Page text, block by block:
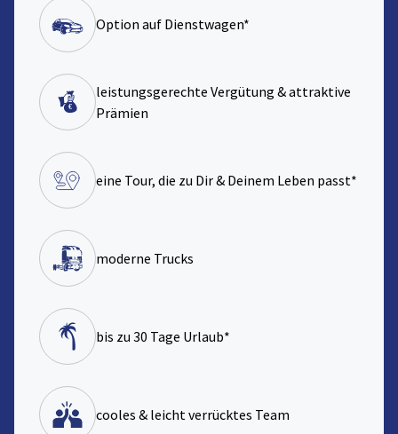
Option auf Dienstwagen*
leistungsgerechte Vergütung & attraktive
Prämien
eine Tour, die zu Dir & Deinem Leben passt*
moderne Trucks
bis zu 30 Tage Urlaub*
cooles & leicht verrücktes Team